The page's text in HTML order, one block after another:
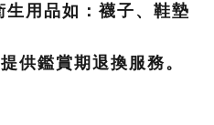
生用品如：襪子、鞋墊
供鑑賞期退換服務。